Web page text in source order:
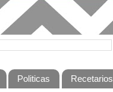
Politicas Recetarios